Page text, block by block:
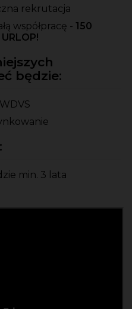
rekrutacja
współpracę - 150
będzie:
min. 3 lata